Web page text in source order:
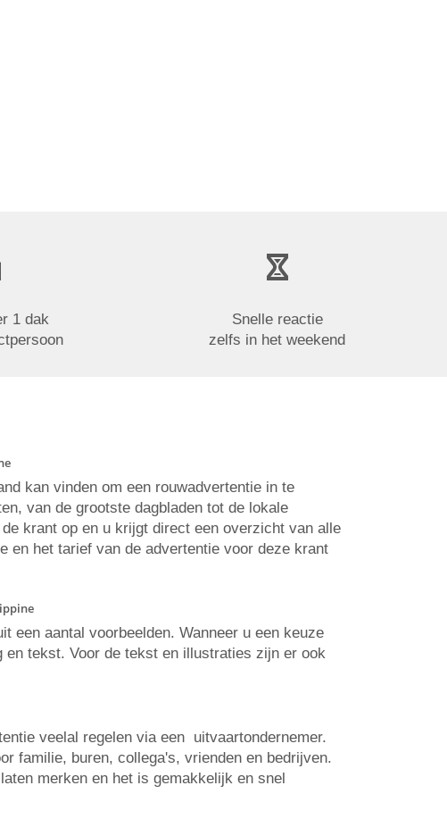
1 dak
Snelle reactie
zelfs in het weekend
kan vinden om een rouwadvertentie in te
van de grootste dagbladen tot de lokale
krant op en u krijgt direct een overzicht van alle
en het tarief van de advertentie voor deze krant
een aantal voorbeelden. Wanneer u een keuze
en tekst. Voor de tekst en illustraties zijn er ook
veelal regelen via een uitvaartondernemer.
familie, buren, collega's, vrienden en bedrijven.
merken en het is gemakkelijk en snel